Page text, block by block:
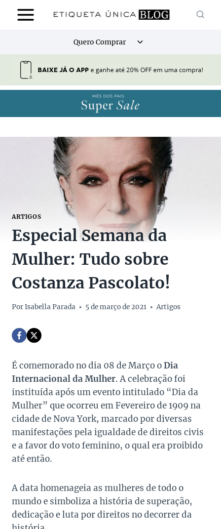
para
Quero Comprar
Alternar
ARTIGOS
Especial Semana da
Mulher: Tudo sobre
Costanza Pascolato!
PorIsabella Parada 5 de março de 2021 Artigos
É comemorado no dia 08 de Março oDia
Internacional da Mulher. A celebração foi
instituída após um evento intitulado “Dia da
Mulher” que ocorreu em Fevereiro de 1909 na
cidade de Nova York, marcado por diversas
manifestações pela igualdade de direitos civis
e a favor do voto feminino, o qual era proibido
até então.
A data homenageia as mulheres de todo o
mundo e simboliza a história de superação,
dedicação e luta por direitos no decorrer da